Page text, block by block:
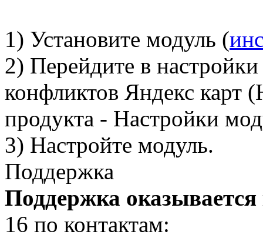
1) Установите модуль (
2) Перейдите в
конфликтов Яндекс карт
продукта - Настройки
3) Настройте модуль.
Поддержка
Поддержка оказывается
16 по контактам: